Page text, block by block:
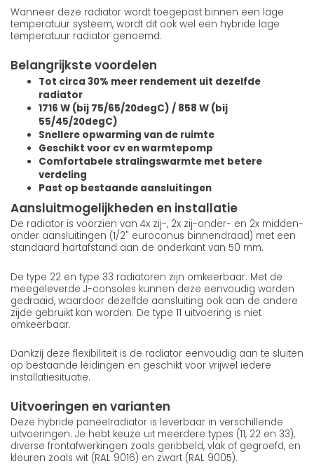
Wanneer deze radiator wordt toegepast binnen een lage
temperatuur systeem, wordt dit ook wel een hybride lage
temperatuur radiator genoemd.
Belangrijkste voordelen
Tot circa 30% meer rendement uit dezelfde
radiator
1716 W (bij 75/65/20degC) / 858 W (bij
55/45/20degC)
Snellere opwarming van de ruimte
Geschikt voor cv en warmtepomp
Comfortabele stralingswarmte met betere
verdeling
Past op bestaande aansluitingen
Aansluitmogelijkheden en installatie
De radiator is voorzien van 4x zij-, 2x zij-onder- en 2x midden-
onder aansluitingen (1/2" euroconus binnendraad) met een
standaard hartafstand aan de onderkant van 50 mm.
De type 22 en type 33 radiatoren zijn omkeerbaar. Met de
meegeleverde J-consoles kunnen deze eenvoudig worden
gedraaid, waardoor dezelfde aansluiting ook aan de andere
zijde gebruikt kan worden. De type 11 uitvoering is niet
omkeerbaar.
Dankzij deze flexibiliteit is de radiator eenvoudig aan te sluiten
op bestaande leidingen en geschikt voor vrijwel iedere
installatiesituatie.
Uitvoeringen en varianten
Deze hybride paneelradiator is leverbaar in verschillende
uitvoeringen. Je hebt keuze uit meerdere types (11, 22 en 33),
diverse frontafwerkingen zoals geribbeld, vlak of gegroefd, en
kleuren zoals wit (RAL 9016) en zwart (RAL 9005).